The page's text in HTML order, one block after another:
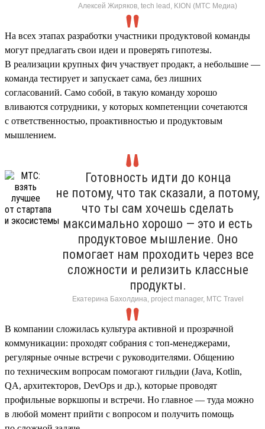
Алексей Жиряков, tech lead, KION (МТС Медиа)
На всех этапах разработки участники продуктовой команды
могут предлагать свои идеи и проверять гипотезы.
В реализации крупных фич участвует продакт, а небольшие —
команда тестирует и запускает сама, без лишних
согласований. Само собой, в такую команду хорошо
вливаются сотрудники, у которых компетенции сочетаются
с ответственностью, проактивностью и продуктовым
мышлением.
Готовность идти до конца
не потому, что так сказали, а потому,
что ты сам хочешь сделать
максимально хорошо — это и есть
продуктовое мышление. Оно
помогает нам проходить через все
сложности и релизить классные
продукты.
Екатерина Бахолдина, project manager, МТС Travel
В компании сложилась культура активной и прозрачной
коммуникации: проходят собрания с топ-менеджерами,
регулярные очные встречи с руководителями. Общению
по техническим вопросам помогают гильдии (Java, Kotlin,
QA, архитекторов, DevOps и др.), которые проводят
профильные воркшопы и встречи. Но главное — туда можно
в любой момент прийти с вопросом и получить помощь